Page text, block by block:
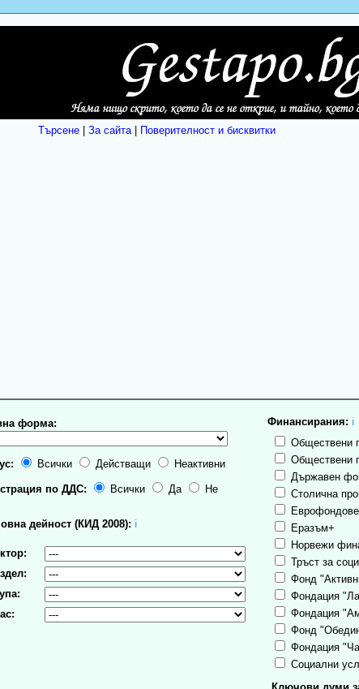
Търсене| За сайта| Поверителност и бисквитки
форма:
Всички Действащи Неактивни
по ДДС: Всички Да Не
дейност (КИД 2008): ℹ
Финансирания: ℹ
Обществени
Обществени
Държавен
Столична
Еврофондове
Еразъм+
Норвежи
Тръст за
Фонд
Фондация
Фондация
Фонд
Фондация
Социални